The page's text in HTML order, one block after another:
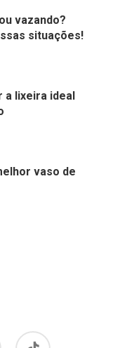
vazando?
situações!
a lixeira ideal
vaso de
tiktok